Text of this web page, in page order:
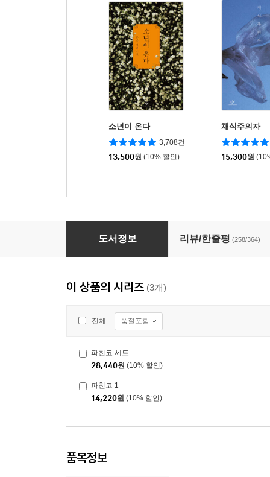
소년이 온다
3,708건
13,500원 (10% 할인)
채식주의자
15,300원
파친코 1
도서정보 리뷰/한줄평 (258/364)
이 상품의 시리즈 (3개)
전체 품절포함
파친코 세트
28,440원 (10% 할인)
파친코 1
14,220원 (10% 할인)
품목정보